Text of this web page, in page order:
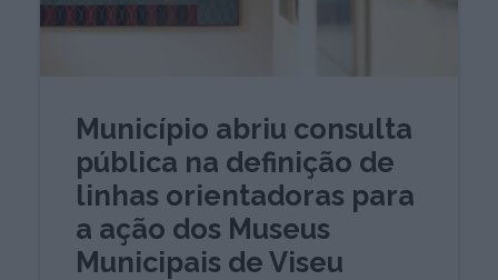
Município abriu consulta
pública na definição de
linhas orientadoras para
a ação dos Museus
Municipais de Viseu